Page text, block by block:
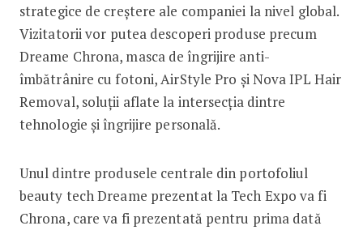
strategice de creștere ale companiei la nivel global.
Vizitatorii vor putea descoperi produse precum
Dreame Chrona, masca de îngrijire anti-
îmbătrânire cu fotoni, AirStyle Pro și Nova IPL Hair
Removal, soluții aflate la intersecția dintre
tehnologie și îngrijire personală.
Unul dintre produsele centrale din portofoliul
beauty tech Dreame prezentat la Tech Expo va fi
Chrona, care va fi prezentată pentru prima dată